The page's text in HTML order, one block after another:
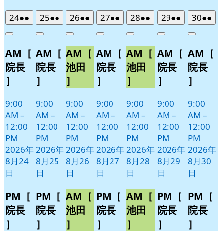
242026
年
月
24
日
●●
件
イ
ベ
ト)
Close
AM［
院長
］
9:00
AM –
12:00
PM
2026年
8月24
日
PM［
院長
］
252026
年
月
25
日
●●
件
イ
ベ
ト)
Close
AM［
院長
］
9:00
AM –
12:00
PM
2026年
8月25
日
PM［
院長
］
262026
年
月
26
日
●●
件
イ
ベ
ト)
Close
AM［
池田
］
9:00
AM –
12:00
PM
2026年
8月26
日
AM［
池田
］
272026
年
月
27
日
●●
件
イ
ベ
ト)
Close
AM［
院長
］
9:00
AM –
12:00
PM
2026年
8月27
日
PM［
院長
］
282026
年
月
28
日
●●
件
イ
ベ
ト)
Close
AM［
池田
］
9:00
AM –
12:00
PM
2026年
8月28
日
AM［
池田
］
292026
年
月
29
日
●●
件
イ
ベ
ト)
Close
AM［
院長
］
9:00
AM –
12:00
PM
2026年
8月29
日
PM［
院長
］
302026
年
月
30
日
●●
件
イ
Close
AM［
院長
］
9:00
AM –
12:00
PM
2026年
8月30
日
PM［
院長
］